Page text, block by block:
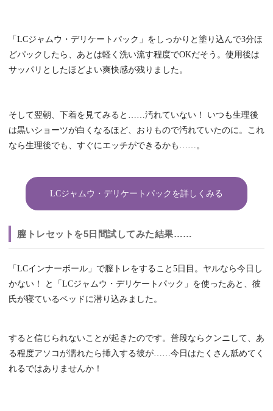
「LCジャムウ・デリケートパック」をしっかりと塗り込んで3分ほ
どパックしたら、あとは軽く洗い流す程度でOKだそう。使用後は
サッパリとしたほどよい爽快感が残りました。
そして翌朝、下着を見てみると……汚れていない！ いつも生理後
は黒いショーツが白くなるほど、おりもので汚れていたのに。これ
なら生理後でも、すぐにエッチができるかも……。
LCジャムウ・デリケートパックを詳しくみる
膣トレセットを5日間試してみた結果……
「LCインナーボール」で膣トレをすること5日目。ヤルなら今日し
かない！ と「LCジャムウ・デリケートパック」を使ったあと、彼
氏が寝ているベッドに潜り込みました。
すると信じられないことが起きたのです。普段ならクンニして、あ
る程度アソコが濡れたら挿入する彼が……今日はたくさん舐めてく
れるではありませんか！